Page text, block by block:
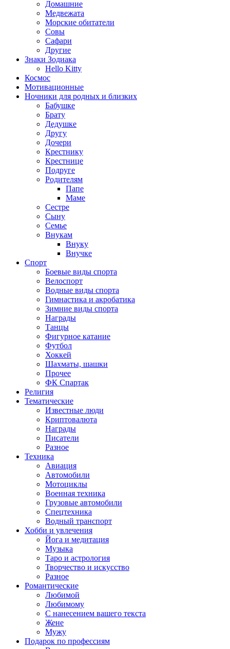
Домашние
Медвежата
Морские обитатели
Совы
Сафари
Другие
Знаки Зодиака
Hello Kitty
Космос
Мотивационные
Ночники для родных и близких
Бабушке
Брату
Дедушке
Другу
Дочери
Крестнику
Крестнице
Подруге
Родителям
Папе
Маме
Сестре
Сыну
Семье
Внукам
Внуку
Внучке
Спорт
Боевые виды спорта
Велоспорт
Водные виды спорта
Гимнастика и акробатика
Зимние виды спорта
Награды
Танцы
Фигурное катание
Футбол
Хоккей
Шахматы, шашки
Прочее
ФК Спартак
Религия
Тематические
Известные люди
Криптовалюта
Награды
Писатели
Разное
Техника
Авиация
Автомобили
Мотоциклы
Военная техника
Грузовые автомобили
Спецтехника
Водный транспорт
Хобби и увлечения
Йога и медитация
Музыка
Таро и астрология
Творчество и искусство
Разное
Романтические
Любимой
Любимому
С нанесением вашего текста
Жене
Мужу
Подарок по профессиям